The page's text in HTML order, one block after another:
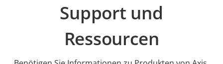
Support und
Ressourcen